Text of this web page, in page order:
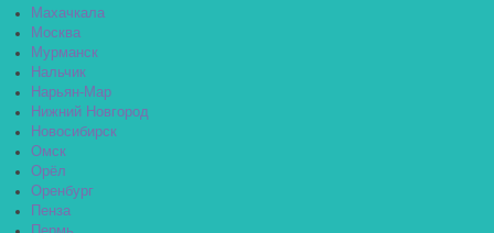
Махачкала
Москва
Мурманск
Нальчик
Нарьян-Мар
Нижний Новгород
Новосибирск
Омск
Орёл
Оренбург
Пенза